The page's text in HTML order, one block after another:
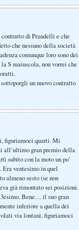
di Prandelli e che
che nessuno della società
comunque loro sono dei
S maiuscola, non vorrei che
un nuovo contratto
figuriamoci quarti. Mi
all’ultimo gran premio della
subito con la moto un po’
ventesimo in quel
almeno sesto (se non
già rimontato sei posizioni.
Bene… il suo gran
inferiore a quella dei
via lontani, figuriamoci